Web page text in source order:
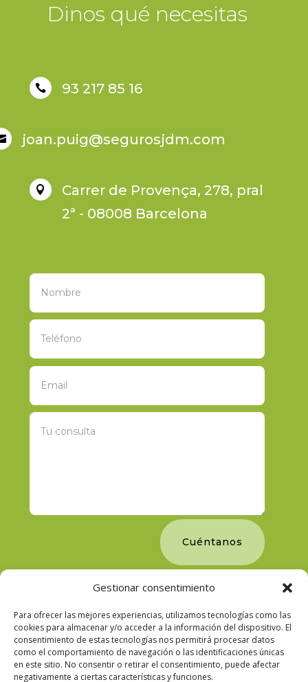
Gestionar consentimiento
Para ofrecer las mejores experiencias, utilizamos tecnologías como las
cookies para almacenar y/o acceder a la información del dispositivo. El
consentimiento de estas tecnologías nos permitirá procesar datos
como el comportamiento de navegación o las identificaciones únicas
en este sitio. No consentir o retirar el consentimiento, puede afectar
negativamente a ciertas características y funciones.
Dinos qué necesitas
 93 217 85 16
joan.puig@segurosjdm.com

Carrer de Provença, 278, pral
2ª - 08008 Barcelona
Cuéntanos